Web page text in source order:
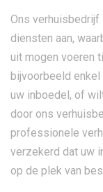
Ons
diensten aan,
uit mogen voeren
bijvoorbeeld enkel
uw inboedel, of
door ons
professionele
verzekerd dat uw
op de plek van